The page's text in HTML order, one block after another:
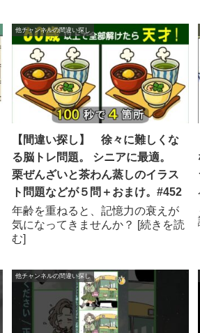
他チャンネルの間違い探し
【間違い探し】 徐々に難しくな
る脳トレ問題。 シニアに最適。
栗ぜんざいと茶わん蒸しのイラス
ト問題などが５問＋おまけ。#452
年齢を重ねると、記憶力の衰えが
気になってきませんか？ [続きを読
む]
他チャンネルの間違い探し